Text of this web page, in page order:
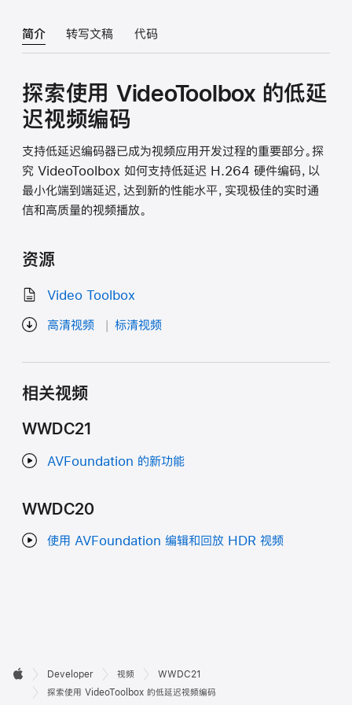
简介 转写文稿 代码
探索使用 VideoToolbox 的低延
迟视频编码
支持低延迟编码器已成为视频应用开发过程的重要部分。探
究 VideoToolbox 如何支持低延迟 H.264 硬件编码，以
最小化端到端延迟，达到新的性能水平，实现极佳的实时通
信和高质量的视频播放。
资源
Video Toolbox
高清视频 标清视频
相关视频
WWDC21
AVFoundation 的新功能
WWDC20
使用 AVFoundation 编辑和回放 HDR 视频
开

Apple
Developer 视频
WWDC21
探索使用 VideoToolbox 的低延迟视频编码